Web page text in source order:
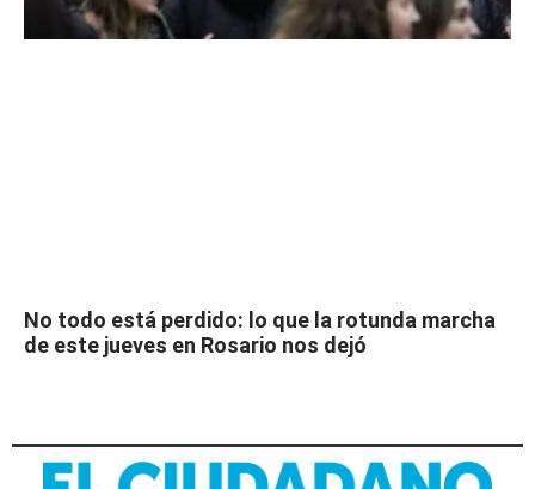
No todo está perdido: lo que la rotunda marcha
de este jueves en Rosario nos dejó